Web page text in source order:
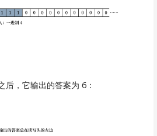
后，它输出的答案为 6：